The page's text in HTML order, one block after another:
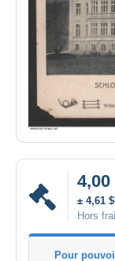
4,00
± 4,61
Hors
Pour